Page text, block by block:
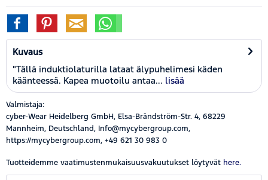
Kuvaus
"Tällä induktiolaturilla lataat älypuhelimesi käden
käänteessä. Kapea muotoilu antaa... lisää
Valmistaja:
cyber-Wear Heidelberg GmbH, Elsa-Brändström-Str. 4, 68229
Mannheim, Deutschland, Info@mycybergroup.com,
https://mycybergroup.com, +49 621 30 983 0
Tuotteidemme vaatimustenmukaisuusvakuutukset löytyvät here.